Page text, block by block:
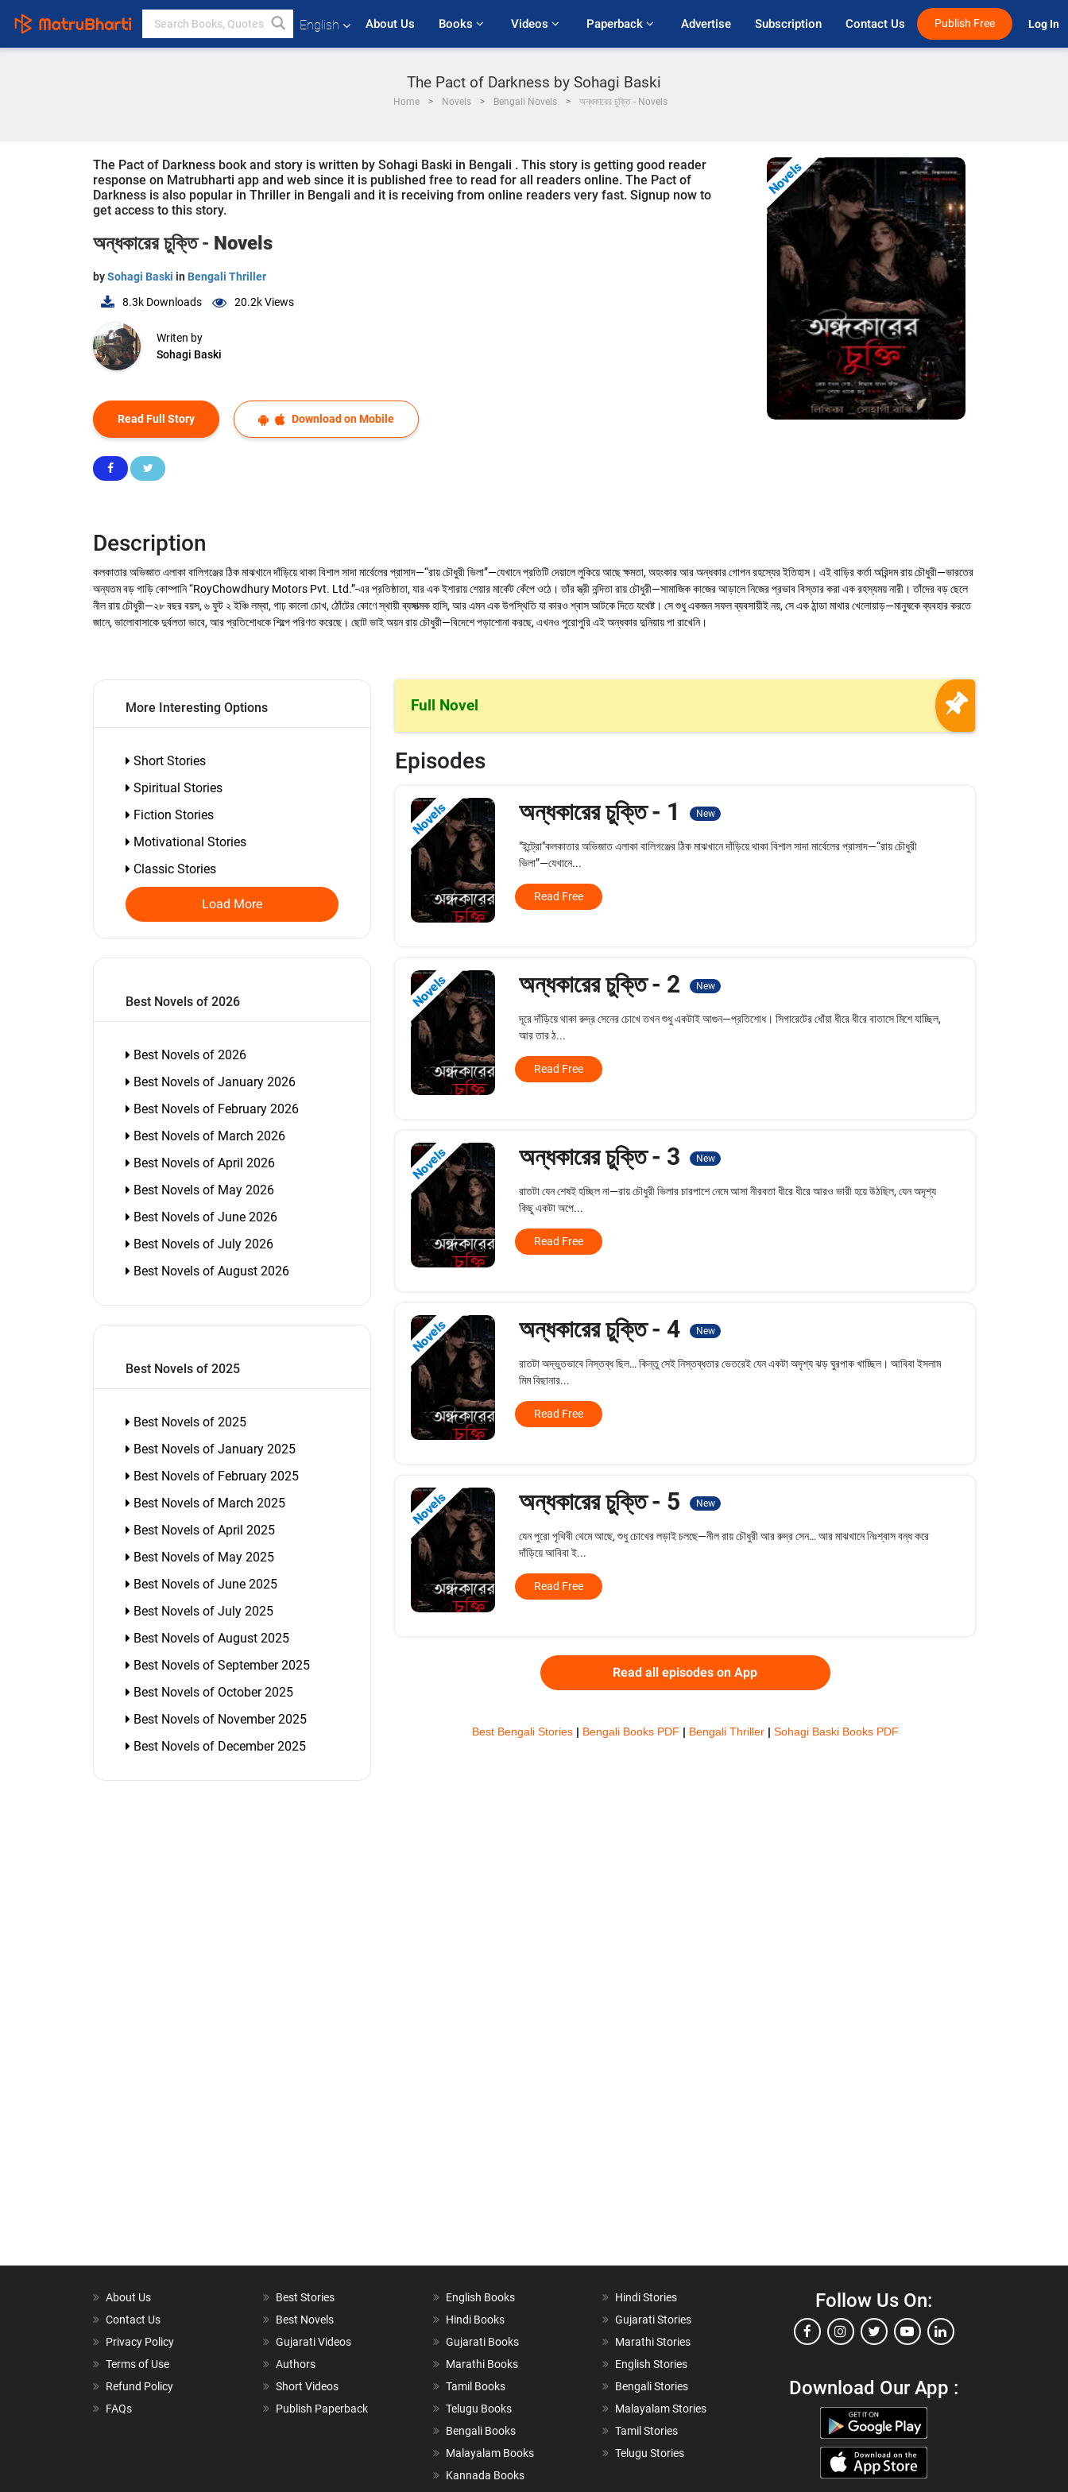
English About Us Books Videos Paperback Advertise Subscription Contact Us Publish Free Log In
The Pact of Darkness by Sohagi Baski
Home Novels Bengali Novels অন্ধকারের চুক্তি - Novels
The Pact of Darkness book and story is written by Sohagi Baski in Bengali . This story is getting good reader
response on Matrubharti app and web since it is published free to read for all readers online. The Pact of
Darkness is also popular in Thriller in Bengali and it is receiving from online readers very fast. Signup now to
get access to this story.
অন্ধকারের চুক্তি - Novels
bySohagi Baski in Bengali Thriller
8.3k Downloads 20.2kViews
Writen by
Sohagi Baski
Read Full Story Download on Mobile
Novels
Description
কলকাতার অভিজাত এলাকা বালিগঞ্জের ঠিক মাঝখানে দাঁড়িয়ে থাকা বিশাল সাদা মার্বেলের প্রাসাদ—“রায় চৌধুরী ভিলা”—যেখানে প্রতিটি দেয়ালে লুকিয়ে আছে ক্ষমতা, অহংকার আর অন্ধকার গোপন রহস্যের ইতিহাস। এই বাড়ির কর্তা অরিন্দম রায় চৌধুরী—ভারতের
অন্যতম বড় গাড়ি কোম্পানি “RoyChowdhury Motors Pvt. Ltd.”-এর প্রতিষ্ঠাতা, যার এক ইশারায় শেয়ার মার্কেট কেঁপে ওঠে। তাঁর স্ত্রী নন্দিতা রায় চৌধুরী—সামাজিক কাজের আড়ালে নিজের প্রভাব বিস্তার করা এক রহস্যময় নারী। তাঁদের বড় ছেলে
নীল রায় চৌধুরী—২৮ বছর বয়স, ৬ ফুট ২ ইঞ্চি লম্বা, গাঢ় কালো চোখ, ঠোঁটের কোণে স্থায়ী ব্যঙ্গাত্মক হাসি, আর এমন এক উপস্থিতি যা কারও শ্বাস আটকে দিতে যথেষ্ট। সে শুধু একজন সফল ব্যবসায়ীই নয়, সে এক ঠান্ডা মাথার খেলোয়াড়—মানুষকে ব্যবহার করতে
জানে, ভালোবাসাকে দুর্বলতা ভাবে, আর প্রতিশোধকে শিল্পে পরিণত করেছে। ছোট ভাই অয়ন রায় চৌধুরী—বিদেশে পড়াশোনা করছে, এখনও পুরোপুরি এই অন্ধকার দুনিয়ায় পা রাখেনি।
More Interesting Options
Short Stories
Spiritual Stories
Fiction Stories
Motivational Stories
Classic Stories
Load More
Best Novels of 2026
Best Novels of 2026
Best Novels of January 2026
Best Novels of February 2026
Best Novels of March 2026
Best Novels of April 2026
Best Novels of May 2026
Best Novels of June 2026
Best Novels of July 2026
Best Novels of August 2026
Best Novels of 2025
Best Novels of 2025
Best Novels of January 2025
Best Novels of February 2025
Best Novels of March 2025
Best Novels of April 2025
Best Novels of May 2025
Best Novels of June 2025
Best Novels of July 2025
Best Novels of August 2025
Best Novels of September 2025
Best Novels of October 2025
Best Novels of November 2025
Best Novels of December 2025
Full Novel
Episodes
Novels অন্ধকারের চুক্তি - 1 New
"ইন্ট্রো"কলকাতার অভিজাত এলাকা বালিগঞ্জের ঠিক মাঝখানে দাঁড়িয়ে থাকা বিশাল সাদা মার্বেলের প্রাসাদ—“রায় চৌধুরী
ভিলা”—যেখানে...
Read Free
Novels অন্ধকারের চুক্তি - 2 New
দূরে দাঁড়িয়ে থাকা রুদ্র সেনের চোখে তখন শুধু একটাই আগুন—প্রতিশোধ। সিগারেটের ধোঁয়া ধীরে ধীরে বাতাসে মিশে যাচ্ছিল,
আর তার ঠ...
Read Free
Novels অন্ধকারের চুক্তি - 3 New
রাতটা যেন শেষই হচ্ছিল না—রায় চৌধুরী ভিলার চারপাশে নেমে আসা নীরবতা ধীরে ধীরে আরও ভারী হয়ে উঠছিল, যেন অদৃশ্য
কিছু একটা অপে...
Read Free
Novels অন্ধকারের চুক্তি - 4 New
রাতটা অদ্ভুতভাবে নিস্তব্ধ ছিল… কিন্তু সেই নিস্তব্ধতার ভেতরেই যেন একটা অদৃশ্য ঝড় ঘুরপাক খাচ্ছিল। আবিবা ইসলাম
মিম বিছানার...
Read Free
Novels অন্ধকারের চুক্তি - 5 New
যেন পুরো পৃথিবী থেমে আছে, শুধু চোখের লড়াই চলছে—নীল রায় চৌধুরী আর রুদ্র সেন… আর মাঝখানে নিঃশ্বাস বন্ধ করে
দাঁড়িয়ে আবিবা ই...
Read Free
Read all episodes on App
Best Bengali Stories | Bengali Books PDF | Bengali Thriller | Sohagi Baski Books PDF
About Us
Contact Us
Privacy Policy
Terms of Use
Refund Policy
FAQs
Best Stories
Best Novels
Gujarati Videos
Authors
Short Videos
Publish Paperback
English Books
Hindi Books
Gujarati Books
Marathi Books
Tamil Books
Telugu Books
Bengali Books
Malayalam Books
Kannada Books
Hindi Stories
Gujarati Stories
Marathi Stories
English Stories
Bengali Stories
Malayalam Stories
Tamil Stories
Telugu Stories
Follow Us On:
Download Our App :